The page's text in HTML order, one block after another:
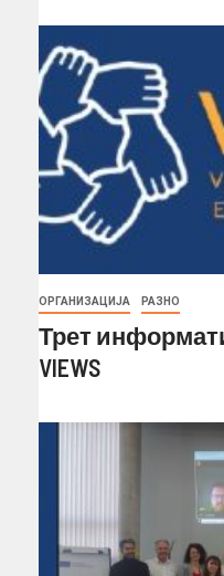
ОРГАНИЗАЦИЈА РАЗНО
Трет
VIEWS